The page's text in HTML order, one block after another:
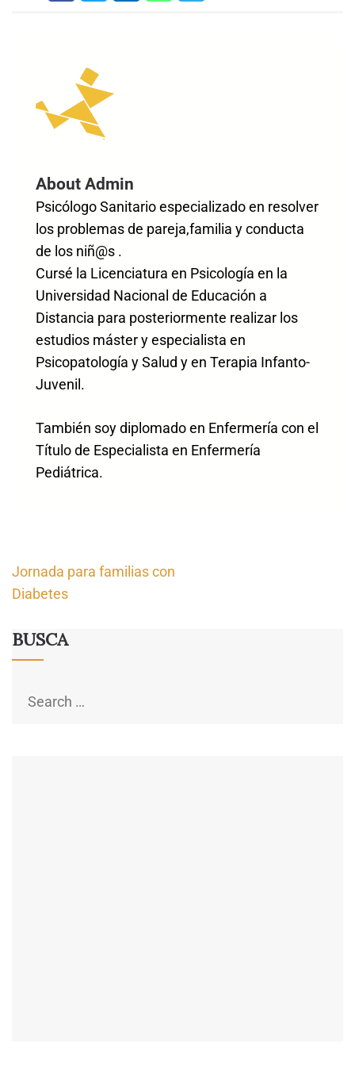
About Admin
Psicólogo Sanitario especializado en resolver
los problemas de pareja,familia y conducta
de los niñ@s .
Cursé la Licenciatura en Psicología en la
Universidad Nacional de Educación a
Distancia para posteriormente realizar los
estudios máster y especialista en
Psicopatología y Salud y en Terapia Infanto-
Juvenil.
También soy diplomado en Enfermería con el
Título de Especialista en Enfermería
Pediátrica.
Navegación
de
Jornada para familias con
Diabetes
BUSCA